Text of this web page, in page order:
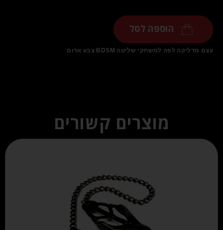
הוספה לסל
עצם מדליקה לפה למשחקי שליטה BDSM צבע אדום
מוצרים קשורים